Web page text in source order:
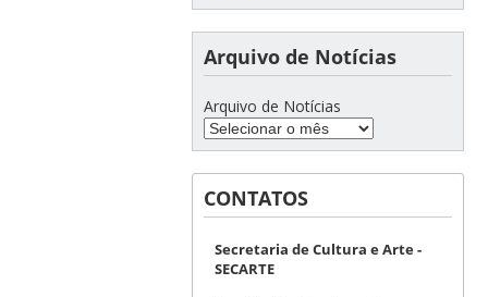
Arquivo de Notícias
Arquivo de Notícias
CONTATOS
Secretaria de Cultura e Arte -
SECARTE